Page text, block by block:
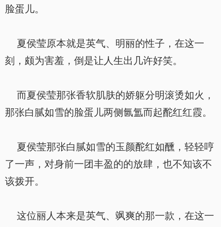
脸蛋儿。
夏侯莹原本就是英气、明丽的性子，在这一
刻，颇为害羞，倒是让人生出几许好笑。
而夏侯莹那张香软肌肤的娇躯分明滚烫如火，
那张白腻如雪的脸蛋儿两侧氤氲而起酡红红霞。
夏侯莹那张白腻如雪的玉颜酡红如醺，轻轻哼
了一声，对身前一团丰盈的的放肆，也不知该不
该拨开。
这位丽人本来是英气、飒爽的那一款，在这一